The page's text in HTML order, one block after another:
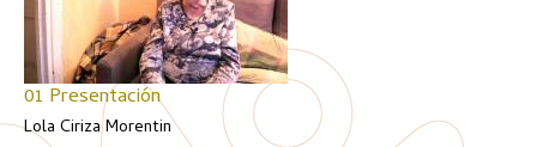
01 Presentación
Lola Ciriza Morentin